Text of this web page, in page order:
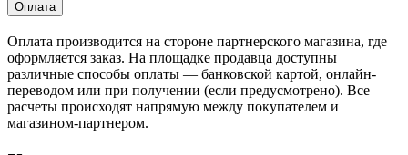
Оплата
Оплата производится на стороне партнерского магазина, где
оформляется заказ. На площадке продавца доступны
различные способы оплаты — банковской картой, онлайн-
переводом или при получении (если предусмотрено). Все
расчеты происходят напрямую между покупателем и
магазином-партнером.